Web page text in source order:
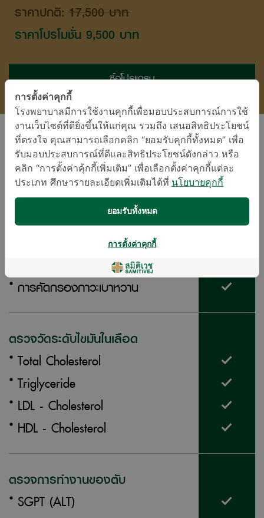
ราคาปกติ:17,500 บาท
ราคาโปรโมชั่น 9,500 บาท
ซื้อโปรแกรม
รายละเอียดโปรแกรม
ตรวจสุขภาพโดยทั่วไป
ความสมบูรณ์ของเม็ดเลือด
การคัดกรองภาวะเบาหวาน
ตรวจวัดระดับไขมันในเลือด
Total Cholesterol
Triglyceride
LDL - Cholesterol
HDL - Cholesterol
ตรวจการทำงานของตับ
SGPT (ALT)
การตั้งค่าคุกกี้
โรงพยาบาลมีการใช้งานคุกกี้เพื่อมอบประสบการณ์การใช้
งานเว็บไซต์ที่ดียิ่งขึ้นให้แก่คุณ รวมถึง เสนอสิทธิประโยชน์
ที่ตรงใจ คุณสามารถเลือกคลิก “ยอมรับคุกกี้ทั้งหมด” เพื่อ
รับมอบประสบการณ์ที่ดีและสิทธิประโยชน์ดังกล่าว หรือ
คลิก “การตั้งค่าคุ้กกี้เพิ่มเติม” เพื่อเลือกตั้งค่าคุกกี้แต่ละ
ประเภท ศึกษารายละเอียดเพิ่มเติมได้ที่ นโยบายคุกกี้
ยอมรับทั้งหมด
การตั้งค่าคุกกี้